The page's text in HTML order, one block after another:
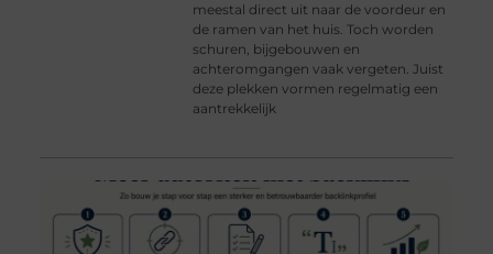
meestal direct uit naar de voordeur en
de ramen van het huis. Toch worden
schuren, bijgebouwen en
achteromgangen vaak vergeten. Juist
deze plekken vormen regelmatig een
aantrekkelijk